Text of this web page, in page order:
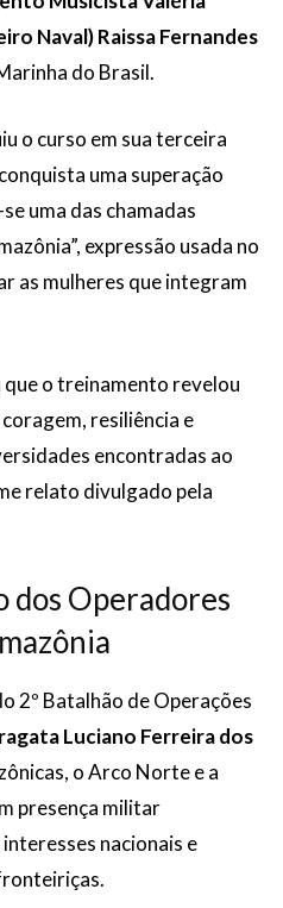
Naval) Raissa Fernandes
do Brasil.
o curso em sua terceira
uma superação
uma das chamadas
expressão usada no
as mulheres que integram
o treinamento revelou
resiliência e
encontradas ao
relato divulgado pela
dos Operadores
2º Batalhão de Operações
Luciano Ferreira dos
o Arco Norte e a
presença militar
nacionais e